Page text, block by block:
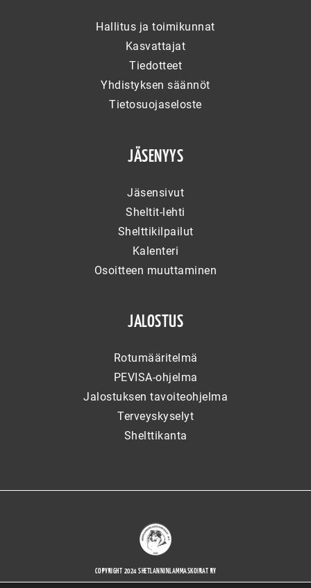
Hallitus ja toimikunnat
Kasvattajat
Tiedotteet
Yhdistyksen säännöt
Tietosuojaseloste
JÄSENYYS
Jäsensivut
Sheltit-lehti
Shelttikilpailut
Kalenteri
Osoitteen muuttaminen
JALOSTUS
Rotumääritelmä
PEVISA-ohjelma
Jalostuksen tavoiteohjelma
Terveyskyselyt
Shelttikanta
COPYRIGHT 2024 SHETLANNINLAMMASKOIRAT RY